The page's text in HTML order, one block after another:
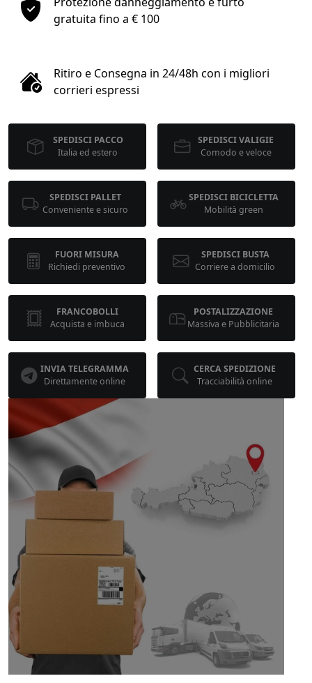
1
kg
cm
calcola
gratuita fino a € 100
Ritiro e Consegna in 24/48h con i migliori
corrieri espressi
SPEDISCI PACCO
Italia ed estero
SPEDISCI VALIGIE
Comodo e veloce
SPEDISCI PALLET
Conveniente e sicuro
SPEDISCI BICICLETTA
Mobilità green
FUORI MISURA
Richiedi preventivo
SPEDISCI BUSTA
Corriere a domicilio
FRANCOBOLLI
Acquista e imbuca
POSTALIZZAZIONE
Massiva e Pubblicitaria
INVIA TELEGRAMMA
Direttamente online
CERCA SPEDIZIONE
Tracciabilità online